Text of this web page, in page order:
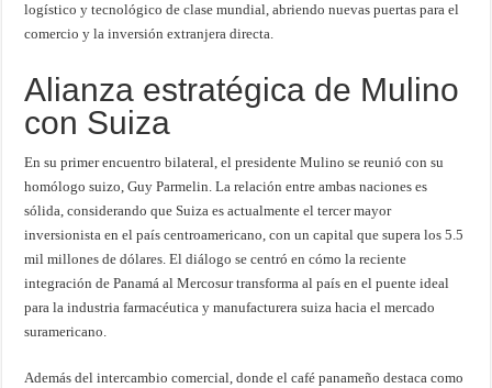
logístico y tecnológico de clase mundial, abriendo nuevas puertas para el
comercio y la inversión extranjera directa.
Alianza estratégica de Mulino
con Suiza
En su primer encuentro bilateral, el presidente Mulino se reunió con su
homólogo suizo, Guy Parmelin. La relación entre ambas naciones es
sólida, considerando que Suiza es actualmente el tercer mayor
inversionista en el país centroamericano, con un capital que supera los 5.5
mil millones de dólares. El diálogo se centró en cómo la reciente
integración de Panamá al Mercosur transforma al país en el puente ideal
para la industria farmacéutica y manufacturera suiza hacia el mercado
suramericano.
Además del intercambio comercial, donde el café panameño destaca como